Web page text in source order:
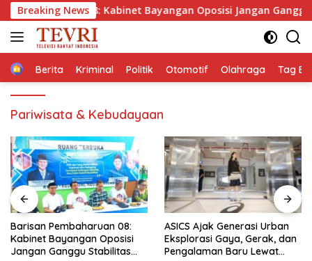
Langsung
ke
konten
Breaking News
08: Kabinet Bayangan Oposisi Jangan Ganggu
HomeBerita Kriminal Politik Otomotif Olahraga Tag
Pariwisata & Kebudayaan
Barisan Pembaharuan 08:
Kabinet Bayangan Oposisi
Jangan Ganggu Stabilitas
ASICS Ajak Generasi Urban
Eksplorasi Gaya, Gerak, dan
Pengalaman Baru Lewat